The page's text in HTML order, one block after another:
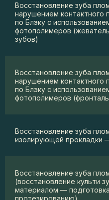
Восстановление зуба
нарушением контактного
по Блэку с
фотополимеров
зубов)
Восстановление зуба
нарушением контактного
по Блэку с
фотополимеров
Восстановление зуба
изолирующей прокладки
Восстановление зуба
(восстановление культи
материалом —